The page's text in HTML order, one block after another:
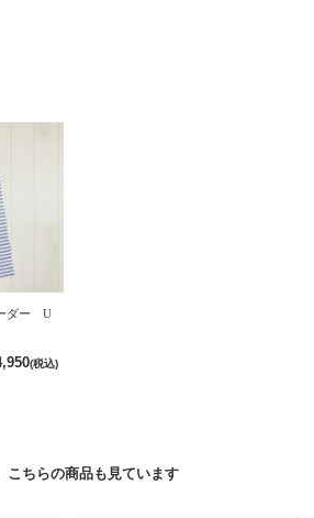
ダー U
(税込)
こちらの商品も見ています